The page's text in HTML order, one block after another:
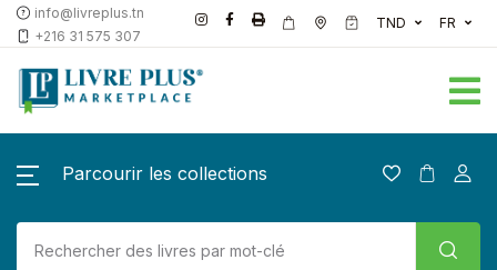
info@livreplus.tn
+216 31 575 307
TND FR
Parcourir les collections